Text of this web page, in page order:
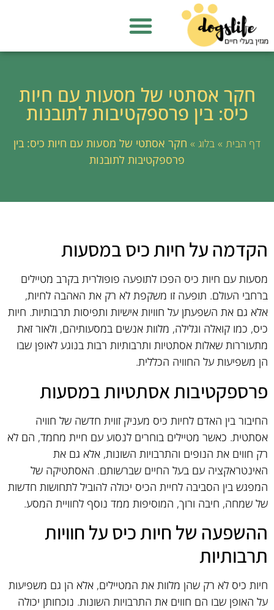
חקר אסתטי של מסעות עם חיות
כיס: בין פרספקטיבות לתובנות
דף הבית »בלוג » חקר אסתטי של מסעות עם חיות כיס: בין
פרספקטיבות לתובנות
הקדמה על חיות כיס במסעות
מסעות עם חיות כיס הפכו לתופעה פופולרית בקרב מטיילים
ברחבי העולם. תופעה זו משקפת לא רק את האהבה לחיות,
אלא גם את השפעתן על חוויות אישיות ותפיסות תרבותיות. חיות
כיס, כמו קואלה וגלילה, מלוות אנשים במסעותיהם, ולאור זאת
מתעוררות שאלות אסתטיות ותרבותיות רבות בנוגע לאופן שבו
הן משפיעות על החוויה הכללית.
פרספקטיבות אסתטיות במסעות
החיבור בין האדם לחיות כיס מעניק זווית חדשה של חוויה
אסתטית. כאשר מטיילים בוחרים לנסוע עם חיית מחמד, הם לא
רק חווים את הנופים והתרבויות השונות, אלא גם את
האינטראקציה עם בעל החיים שברשותם. האסתטיקה של
המפגש בין הסביבה לחיית הכיס יכולה להוביל לתחושות חדשות
של שמחה, חיבה ורוך, המוסיפות ממד נוסף לחוויית המסע.
ההשפעה של חיות כיס על חוויות
תרבותיות
חיות כיס לא רק שהן מלוות את המטיילים, אלא הן גם משפיעות
על האופן שבו הם חווים את התרבויות השונות. נוכחותן יכולה